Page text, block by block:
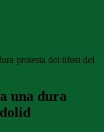
protesta dei tifosi del
una dura